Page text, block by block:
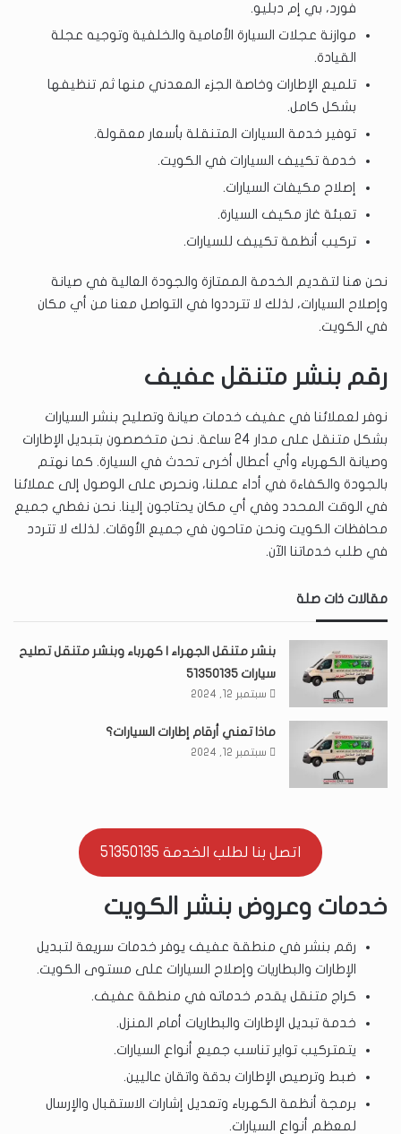
فورد، بي إم دبليو.
موازنة عجلات السيارة الأمامية والخلفية وتوجيه عجلة
القيادة.
تلميع الإطارات وخاصة الجزء المعدني منها ثم تنظيفها
بشكل كامل.
توفير خدمة السيارات المتنقلة بأسعار معقولة.
خدمة تكييف السيارات في الكويت.
إصلاح مكيفات السيارات.
تعبئة غاز مكيف السيارة.
تركيب أنظمة تكييف للسيارات.
نحن هنا لتقديم الخدمة الممتازة والجودة العالية في صيانة
وإصلاح السيارات، لذلك لا تترددوا في التواصل معنا من أي مكان
في الكويت.
رقم بنشر متنقل عفيف
نوفر لعملائنا في عفيف خدمات صيانة وتصليح بنشر السيارات
بشكل متنقل على مدار 24 ساعة. نحن متخصصون بتبديل الإطارات
وصيانة الكهرباء وأي أعطال أخرى تحدث في السيارة. كما نهتم
بالجودة والكفاءة في أداء عملنا، ونحرص على الوصول إلى عملائنا
في الوقت المحدد وفي أي مكان يحتاجون إلينا. نحن نغطي جميع
محافظات الكويت ونحن متاحون في جميع الأوقات. لذلك لا تتردد
في طلب خدماتنا الآن.
مقالات ذات صلة
بنشر متنقل الجهراء | كهرباء وبنشر متنقل تصليح
سيارات 51350135
سبتمبر 12, 2024
ماذا تعني أرقام إطارات السيارات؟
سبتمبر 12, 2024
اتصل بنا لطلب الخدمة 51350135
خدمات وعروض بنشر الكويت
رقم بنشر في منطقة عفيف يوفر خدمات سريعة لتبديل
الإطارات والبطاريات وإصلاح السيارات على مستوى الكويت.
كراج متنقل يقدم خدماته في منطقة عفيف.
خدمة تبديل الإطارات والبطاريات أمام المنزل.
يتمتركيب تواير تناسب جميع أنواع السيارات.
ضبط وترصيص الإطارات بدقة واتقان عاليين.
برمجة أنظمة الكهرباء وتعديل إشارات الاستقبال والإرسال
لمعظم أنواع السيارات.